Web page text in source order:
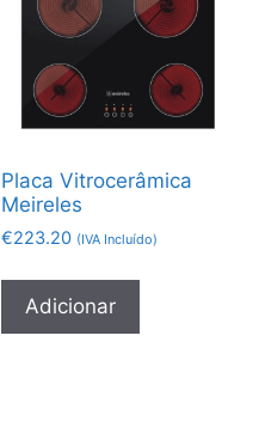
Placa Vitrocerâmica
Meireles
€223.20 (IVA Incluído)
Adicionar